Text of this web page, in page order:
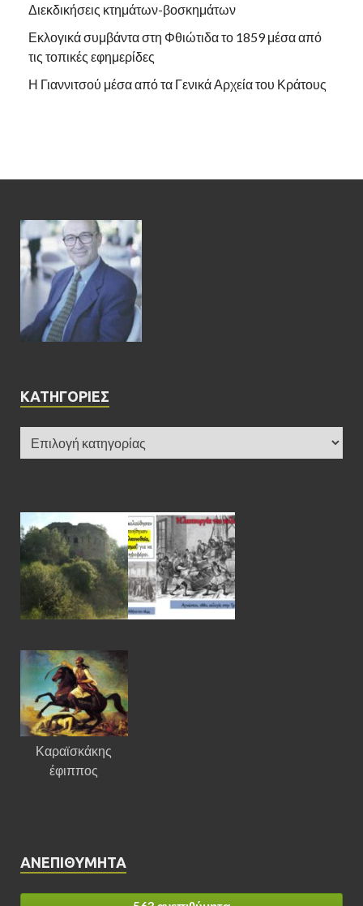
Διεκδικήσεις κτημάτων-βοσκημάτων
Εκλογικά συμβάντα στη Φθιώτιδα το 1859 μέσα από
τις τοπικές εφημερίδες
Η Γιαννιτσού μέσα από τα Γενικά Αρχεία του Κράτους
KΑΤΗΓΟΡΊΕΣ
Καραϊσκάκης
έφιππος
ΑΝΕΠΙΘΎΜΗΤΑ